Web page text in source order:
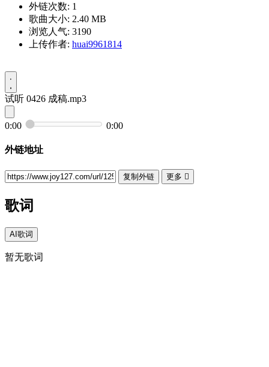
外链次数: 1
歌曲大小: 2.40 MB
浏览人气: 3190
上传作者: huai9961814
试听 0426 成稿.mp3
0:00 0:00
外链地址
复制外链 更多 
歌词
AI歌词
暂无歌词